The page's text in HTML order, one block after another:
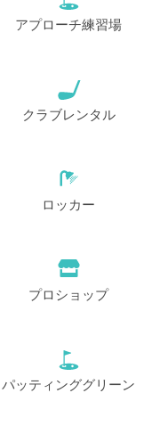
アプローチ練習場
クラブレンタル
ロッカー
プロショップ
パッティンググリーン